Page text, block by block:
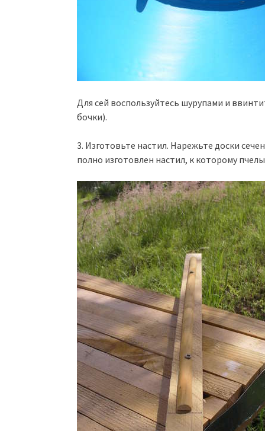
Для сей воспользуйтесь шурупами и
бочки).
3. Изготовьте настил. Нарежьте доски
полно изготовлен настил, к которому